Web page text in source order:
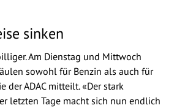
sinken
Am Dienstag und Mittwoch
sowohl für Benzin als auch für
der ADAC mitteilt. «Der stark
letzten Tage macht sich nun endlich